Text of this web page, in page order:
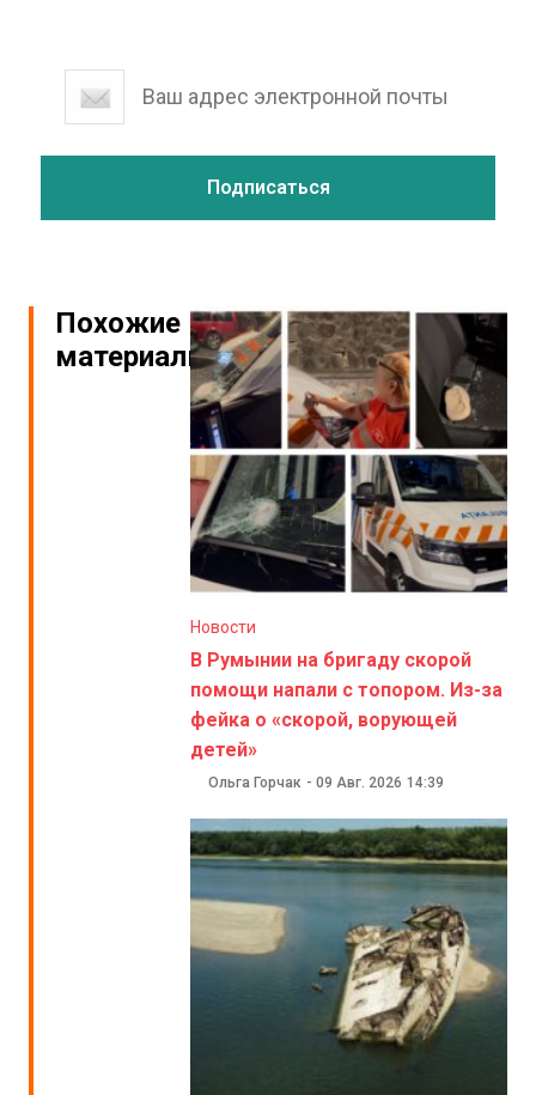
Похожие
материалы
Новости
В Румынии на бригаду скорой
помощи напали с топором. Из-за
фейка о «скорой, ворующей
детей»
Ольга Горчак - 09 Авг. 2026 14:39